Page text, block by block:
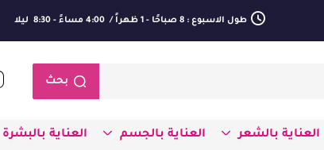
طول الاسبوع : 8 صباحًا - 1 ظهراً / 4:00 مساءً - 8:30 ليلا
بحث
العناية بالشعر العناية بالجسم العناية بالبشرة